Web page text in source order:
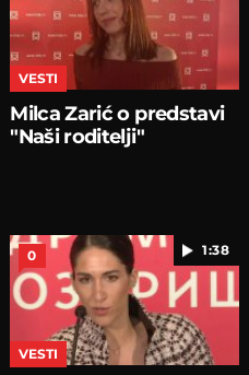
VESTI
Milca Zarić o predstavi
"Naši roditelji"
1:38
0
VESTI